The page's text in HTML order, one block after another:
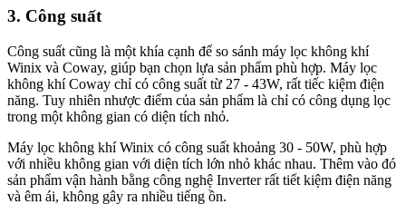
3. Công suất
Công suất cũng là một khía cạnh để so sánh máy lọc không khí
Winix và Coway, giúp bạn chọn lựa sản phẩm phù hợp. Máy lọc
không khí Coway chỉ có công suất từ 27 - 43W, rất tiếc kiệm điện
năng. Tuy nhiên nhược điểm của sản phẩm là chỉ có công dụng lọc
trong một không gian có diện tích nhỏ.
Máy lọc không khí Winix có công suất khoảng 30 - 50W, phù hợp
với nhiều không gian với diện tích lớn nhỏ khác nhau. Thêm vào đó
sản phẩm vận hành bằng công nghệ Inverter rất tiết kiệm điện năng
và êm ái, không gây ra nhiều tiếng ồn.